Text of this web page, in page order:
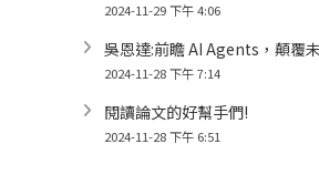
2024-11-29 下午 4:06
吳恩達:前瞻 AI Agents，顛覆
2024-11-28 下午 7:14
閱讀論文的好幫手們!
2024-11-28 下午 6:51